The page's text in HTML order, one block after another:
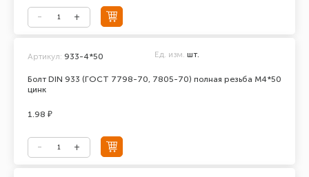
Болт DIN 933 (ГОСТ 7798-70, 7805-70) полная резьба М4*50
цинк
Артикул: 933-4*50 Ед. изм. шт.
1.98 ₽